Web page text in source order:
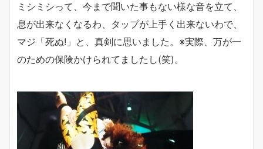
ミシミシって、今まで聞いた事もない様な音を立て、
息が出来なくなるわ、タップが上手く出来ないわで、
マジ「死ぬ!」と、真剣に思いました。※実際、万が一
のための保険かけられてましたし(笑)。